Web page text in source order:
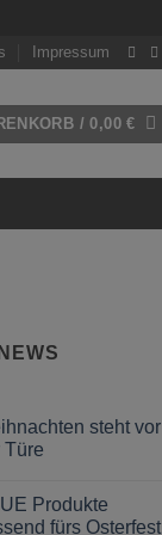
Impressum
/0,00€
steht vor
Türe
Produkte
fürs Osterfest